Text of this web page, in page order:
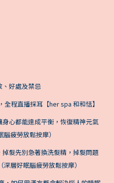
、好處及禁忌
程直播採耳【her spa 和和恬】
身心都能達成平衡，恢復精神元氣
疲勞放鬆按摩）
掉髮先別急著換洗髮精，掉髮問題
層好眠腦疲勞放鬆按摩）